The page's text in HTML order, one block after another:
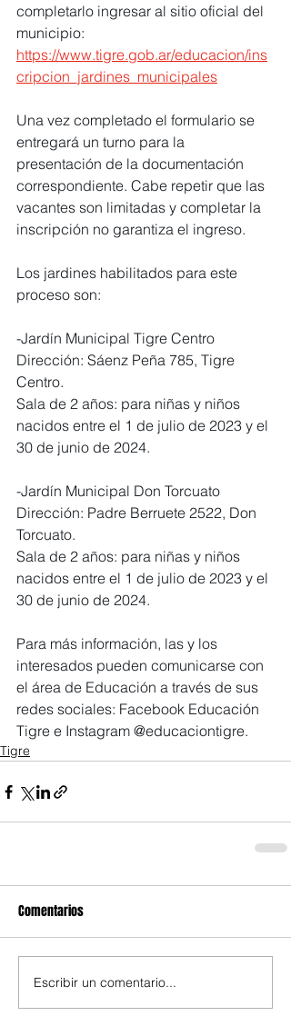
completarlo ingresar al sitio oficial del
municipio:
https://www.tigre.gob.ar/educacion/ins
cripcion_jardines_municipales
Una vez completado el formulario se
entregará un turno para la
presentación de la documentación
correspondiente. Cabe repetir que las
vacantes son limitadas y completar la
inscripción no garantiza el ingreso.
Los jardines habilitados para este
proceso son:
-Jardín Municipal Tigre Centro
Dirección: Sáenz Peña 785, Tigre
Centro.
Sala de 2 años: para niñas y niños
nacidos entre el 1 de julio de 2023 y el
30 de junio de 2024.
-Jardín Municipal Don Torcuato
Dirección: Padre Berruete 2522, Don
Torcuato.
Sala de 2 años: para niñas y niños
nacidos entre el 1 de julio de 2023 y el
30 de junio de 2024.
Para más información, las y los
interesados pueden comunicarse con
el área de Educación a través de sus
redes sociales: Facebook Educación
Tigre e Instagram @educaciontigre.
Tigre
Comentarios
Escribir un comentario...